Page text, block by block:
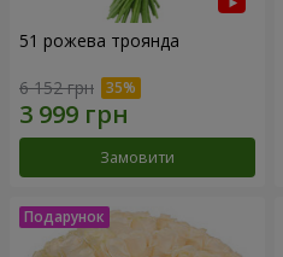
51 рожева троянда
6 152 грн
Замовити